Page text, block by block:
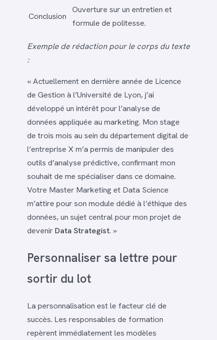
Conclusion
Ouverture sur un entretien et
formule de politesse.
Exemple de rédaction pour le corps du texte
:
« Actuellement en dernière année de Licence
de Gestion à l’Université de Lyon, j’ai
développé un intérêt pour l’analyse de
données appliquée au marketing. Mon stage
de trois mois au sein du département digital de
l’entreprise X m’a permis de manipuler des
outils d’analyse prédictive, confirmant mon
souhait de me spécialiser dans ce domaine.
Votre Master Marketing et Data Science
m’attire pour son module dédié à l’éthique des
données, un sujet central pour mon projet de
devenir Data Strategist. »
Personnaliser sa lettre pour
sortir du lot
La personnalisation est le facteur clé de
succès. Les responsables de formation
repèrent immédiatement les modèles